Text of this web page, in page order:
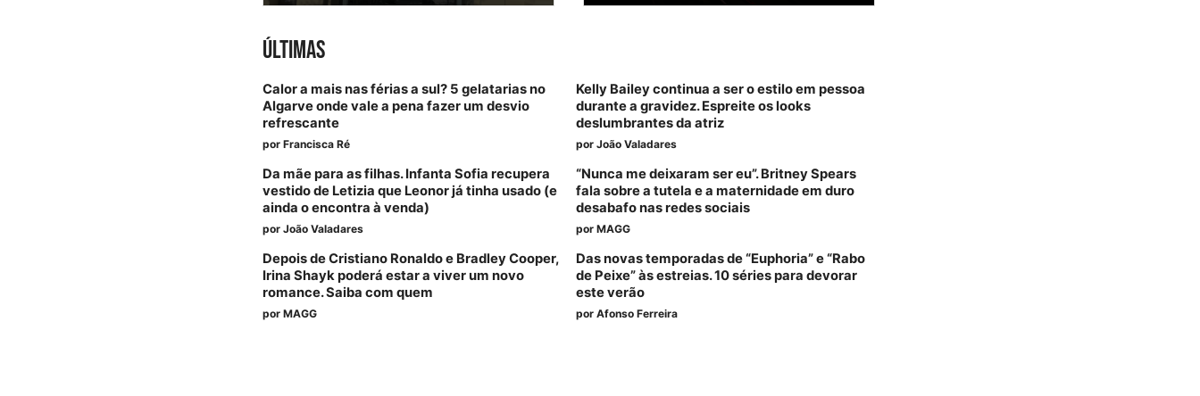
ÚLTIMAS
Calor a mais nas férias a sul? 5 gelatarias no
Algarve onde vale a pena fazer um desvio
refrescante
por Francisca Ré
Kelly Bailey continua a ser o estilo em pessoa
durante a gravidez. Espreite os looks
deslumbrantes da atriz
por João Valadares
Da mãe para as filhas. Infanta Sofia recupera
vestido de Letizia que Leonor já tinha usado (e
ainda o encontra à venda)
por João Valadares
“Nunca me deixaram ser eu”. Britney Spears
fala sobre a tutela e a maternidade em duro
desabafo nas redes sociais
por MAGG
Depois de Cristiano Ronaldo e Bradley Cooper,
Irina Shayk poderá estar a viver um novo
romance. Saiba com quem
por MAGG
Das novas temporadas de “Euphoria” e “Rabo
de Peixe” às estreias. 10 séries para devorar
este verão
por Afonso Ferreira